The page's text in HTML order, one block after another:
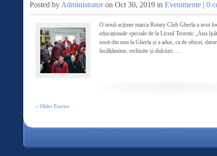
Posted by Administratoron Oct 30, 2019 in Evenimente | 0
O nouă acțiune marca Rotary Club Gherla a avut
educaționale speciale de la Liceul Teoretic „Ana
sosit din nou la Gherla și a adus, ca de obicei,
încălțăminte, rechizite și dulciuri. ...
« Older Entries